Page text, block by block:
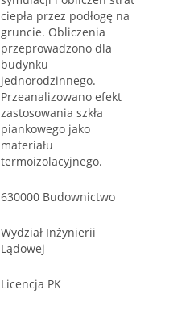
ciepła przez podłogę na
gruncie. Obliczenia
przeprowadzono dla
budynku
jednorodzinnego.
Przeanalizowano efekt
zastosowania szkła
piankowego jako
materiału
termoizolacyjnego.
630000 Budownictwo
Wydział Inżynierii
Lądowej
Licencja PK